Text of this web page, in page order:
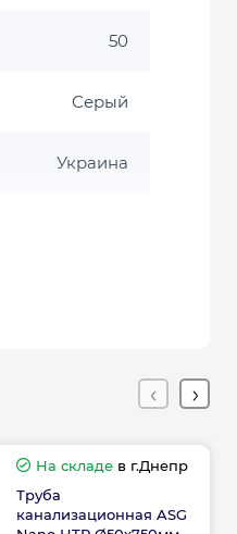
50
Серый
Украина
На складев г.Днепр
Труба
канализационная ASG